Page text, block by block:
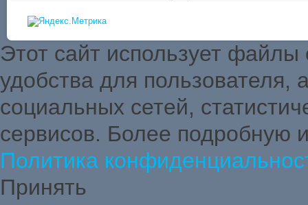
Этот сайт использует
удобства для
социальных сетей,
сервисов. Более подробную
Политика
Принять